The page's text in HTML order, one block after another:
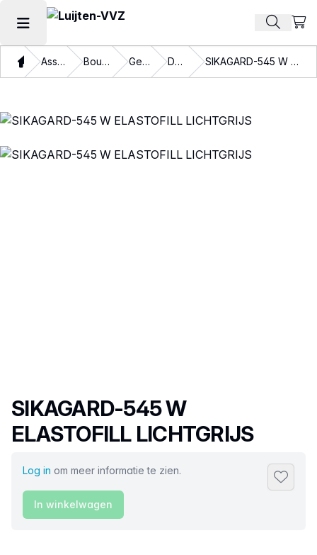
Hoofdmenu openen Zoek
ThuisAssortiment Bouwverven Gevelverf Dekkend SIKAGARD-545 W ELASTOFILL LICHTGRIJS
Productnaam
SIKAGARD-545 W
ELASTOFILL LICHTGRIJS
Log in om meer informatie te zien.
In winkelwagen